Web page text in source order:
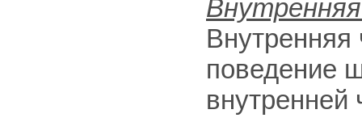
Внутренняя
поведение
внутренней